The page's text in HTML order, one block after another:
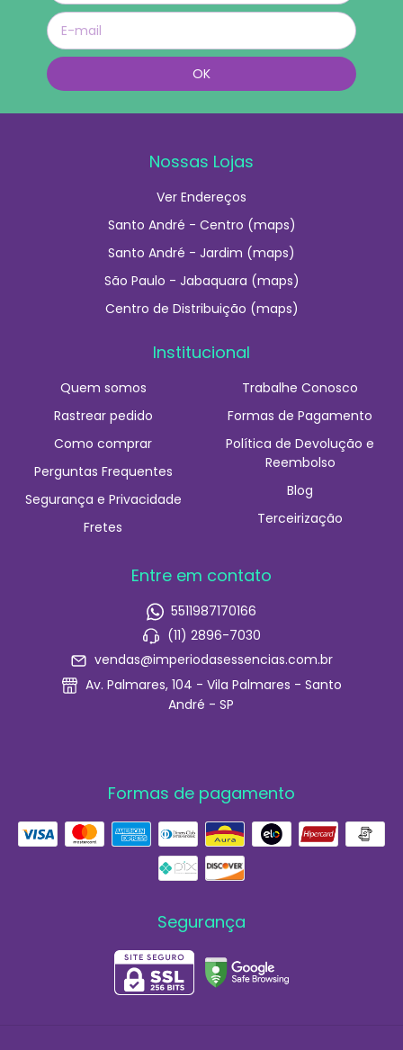
Nossas Lojas
Ver Endereços
Santo André - Centro (maps)
Santo André - Jardim (maps)
São Paulo - Jabaquara (maps)
Centro de Distribuição (maps)
Institucional
Quem somos
Rastrear pedido
Como comprar
Perguntas Frequentes
Segurança e Privacidade
Fretes
Trabalhe Conosco
Formas de Pagamento
Política de Devolução e
Reembolso
Blog
Terceirização
Entre em contato
5511987170166
(11) 2896-7030
vendas@imperiodasessencias.com.br
Av. Palmares, 104 - Vila Palmares - Santo
André - SP
Formas de pagamento
Segurança